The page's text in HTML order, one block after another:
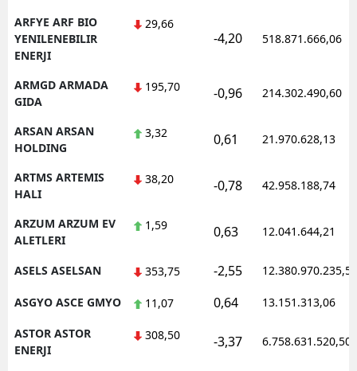
ARFYE ARF BIO
YENILENEBILIR
ENERJI
29,66
-4,20 518.871.666,06
ARMGD ARMADA
GIDA
195,70 -0,96 214.302.490,60
ARSAN ARSAN
HOLDING
3,32 0,61 21.970.628,13
ARTMS ARTEMIS
HALI
38,20 -0,78 42.958.188,74
ARZUM ARZUM EV
ALETLERI
1,59 0,63 12.041.644,21
ASELS ASELSAN 353,75 -2,55 12.380.970.235,50
ASGYO ASCE GMYO 11,07 0,64 13.151.313,06
ASTOR ASTOR
ENERJI
308,50 -3,37 6.758.631.520,50